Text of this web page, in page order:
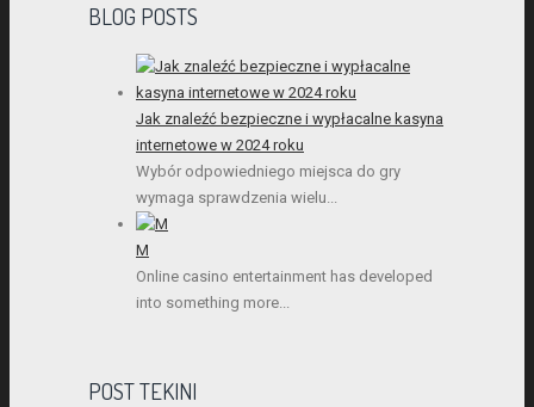
BLOG POSTS
Jak znaleźć bezpieczne i wypłacalne kasyna
internetowe w 2024 roku
Wybór odpowiedniego miejsca do gry
wymaga sprawdzenia wielu...
M
Online casino entertainment has developed
into something more...
POST TEKINI